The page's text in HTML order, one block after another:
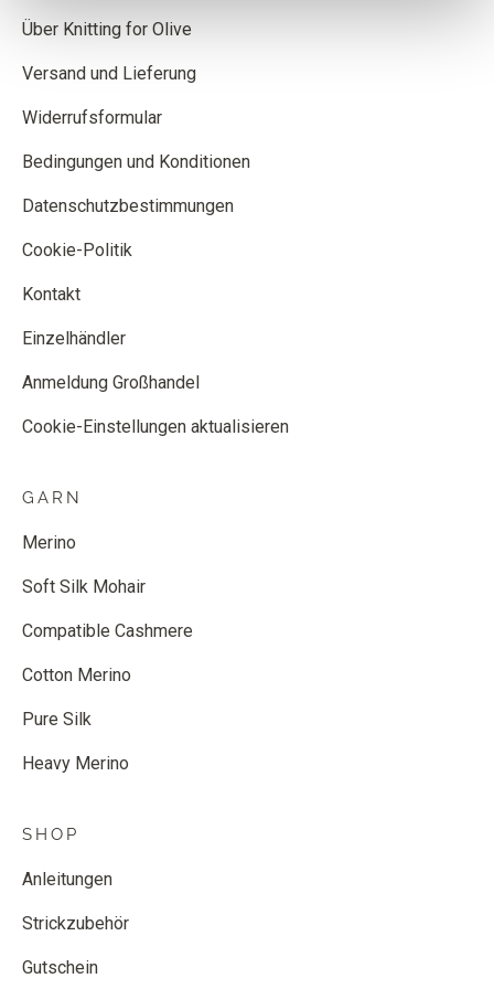
Über Knitting for Olive
Versand und Lieferung
Widerrufsformular
Bedingungen und Konditionen
Datenschutzbestimmungen
Cookie-Politik
Kontakt
Einzelhändler
Anmeldung Großhandel
Cookie-Einstellungen aktualisieren
GARN
Merino
Soft Silk Mohair
Compatible Cashmere
Cotton Merino
Pure Silk
Heavy Merino
SHOP
Anleitungen
Strickzubehör
Gutschein